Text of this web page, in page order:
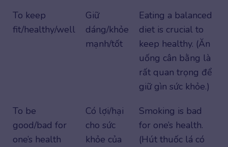
To keep
fit/healthy/well
Giữ
dáng/khỏe
mạnh/tốt
Eating a balanced
diet is crucial to
keep healthy. (Ăn
uống cân bằng là
rất quan trọng để
giữ gìn sức khỏe.)
To be
good/bad for
one’s health
Có lợi/hại
cho sức
khỏe của
Smoking is bad
for one’s health.
(Hút thuốc lá có